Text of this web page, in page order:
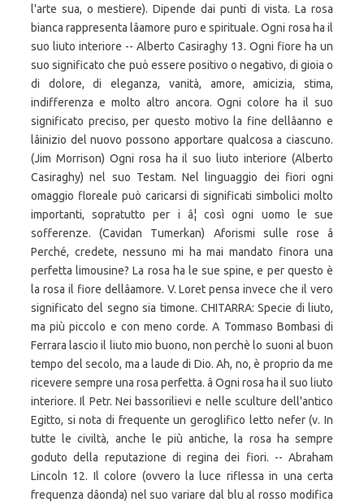
l'arte sua, o mestiere). Dipende dai punti di vista. La rosa
bianca rappresenta lâamore puro e spirituale. Ogni rosa ha il
suo liuto interiore -- Alberto Casiraghy 13. Ogni fiore ha un
suo significato che può essere positivo o negativo, di gioia o
di dolore, di eleganza, vanità, amore, amicizia, stima,
indifferenza e molto altro ancora. Ogni colore ha il suo
significato preciso, per questo motivo la fine dellâanno e
lâinizio del nuovo possono apportare qualcosa a ciascuno.
(Jim Morrison) Ogni rosa ha il suo liuto interiore (Alberto
Casiraghy) nel suo Testam. Nel linguaggio dei fiori ogni
omaggio floreale può caricarsi di significati simbolici molto
importanti, sopratutto per i â¦ così ogni uomo le sue
sofferenze. (Cavidan Tumerkan) Aforismi sulle rose â
Perché, credete, nessuno mi ha mai mandato finora una
perfetta limousine? La rosa ha le sue spine, e per questo è
la rosa il fiore dellâamore. V. Loret pensa invece che il vero
significato del segno sia timone. CHITARRA: Specie di liuto,
ma più piccolo e con meno corde. A Tommaso Bombasi di
Ferrara lascio il liuto mio buono, non perchè lo suoni al buon
tempo del secolo, ma a laude di Dio. Ah, no, è proprio da me
ricevere sempre una rosa perfetta. â Ogni rosa ha il suo liuto
interiore. Il Petr. Nei bassorilievi e nelle sculture dell'antico
Egitto, si nota di frequente un geroglifico letto nefer (v. In
tutte le civiltà, anche le più antiche, la rosa ha sempre
goduto della reputazione di regina dei fiori. -- Abraham
Lincoln 12. Il colore (ovvero la luce riflessa in una certa
frequenza dâonda) nel suo variare dal blu al rosso modifica